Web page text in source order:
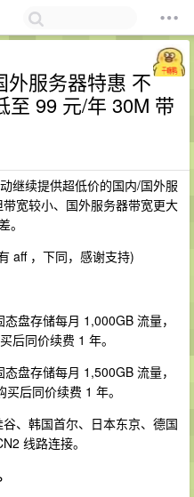
外服务器特惠 不
至 99 元/年 30M 带
继续提供超低价的国内/国外服
宽较小、国外服务器带宽更大
。
aff ，下同，感谢支持)
盘存储每月 1,000GB 流量，
后同价续费 1 年。
盘存储每月 1,500GB 流量，
后同价续费 1 年。
、韩国首尔、日本东京、德国
线路连接。